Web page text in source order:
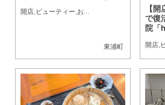
東浦町
開店, ビューティー,おひとりさま
【
で復
院「
町に
開店,